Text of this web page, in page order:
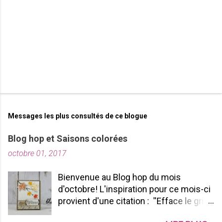
Messages les plus consultés de ce blogue
Blog hop et Saisons colorées
octobre 01, 2017
Bienvenue au Blog hop du mois
d'octobre! L'inspiration pour ce mois-ci
provient d'une citation : ''Efface le gris